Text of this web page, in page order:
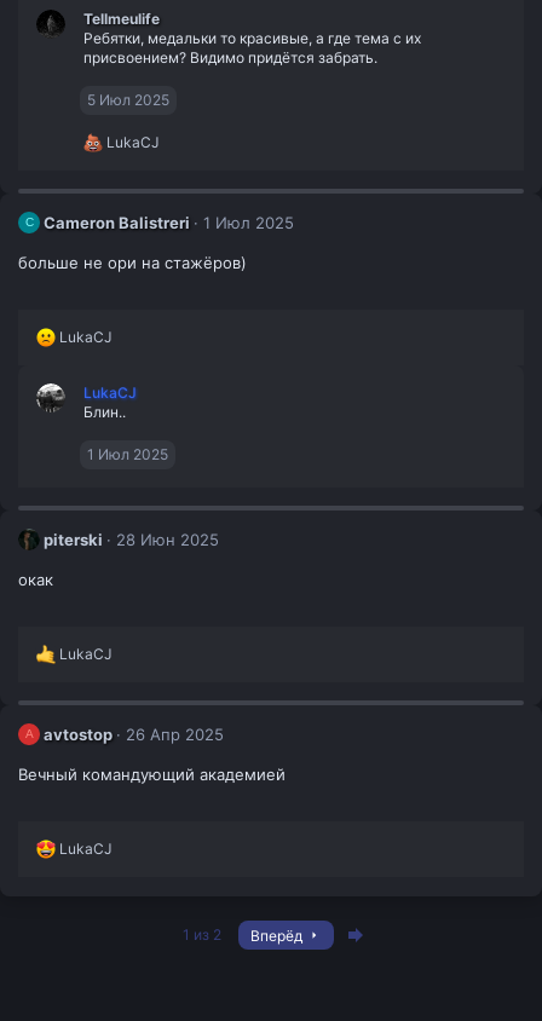
Tellmeulife
Ребятки, медальки то красивые, а где тема с их
присвоением? Видимо придётся забрать.
5 Июл 2025
Р
к
ц
и
LukaCJ
C Cameron Balistreri 1 Июл 2025
больше не ори на стажёров)
Р
к
ц
LukaCJ
LukaCJ
Блин..
1 Июл 2025
piterski 28 Июн 2025
окак
Р
к
ц
и
LukaCJ
A avtostop 26 Апр 2025
Вечный командующий академией
РLukaCJ
1 из 2 Вперёд